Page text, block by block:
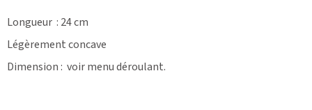
Longueur : 24 cm
Légèrement concave
Dimension : voir menu déroulant.